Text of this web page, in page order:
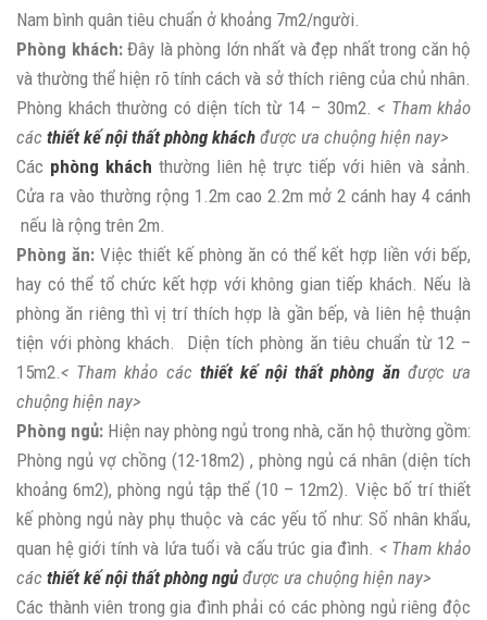
Nam bình quân tiêu chuẩn ở khoảng 7m2/người.
Phòng khách:Đây là phòng lớn nhất và đẹp nhất trong căn hộ
và thường thể hiện rõ tính cách và sở thích riêng của chủ nhân.
Phòng khách thường có diện tích từ 14 – 30m2. < Tham khảo
các thiết kế nội thất phòng khách được ưa chuộng hiện nay>
Các phòng khách thường liên hệ trực tiếp với hiên và sảnh.
Cửa ra vào thường rộng 1.2m cao 2.2m mở 2 cánh hay 4 cánh
nếu là rộng trên 2m.
Phòng ăn: Việc thiết kế phòng ăn có thể kết hợp liền với bếp,
hay có thể tổ chức kết hợp với không gian tiếp khách. Nếu là
phòng ăn riêng thì vị trí thích hợp là gần bếp, và liên hệ thuận
tiện với phòng khách. Diện tích phòng ăn tiêu chuẩn từ 12 –
15m2.< Tham khảo các thiết kế nội thất phòng ănđược ưa
chuộng hiện nay>
Phòng ngủ: Hiện nay phòng ngủ trong nhà, căn hộ thường gồm:
Phòng ngủ vợ chồng (12-18m2) , phòng ngủ cá nhân (diện tích
khoảng 6m2), phòng ngủ tập thể (10 – 12m2). Việc bố trí thiết
kế phòng ngủ này phụ thuộc và các yếu tố như: Số nhân khẩu,
quan hệ giới tính và lứa tuổi và cấu trúc gia đình. < Tham khảo
các thiết kế nội thất phòng ngủ được ưa chuộng hiện nay>
Các thành viên trong gia đình phải có các phòng ngủ riêng độc